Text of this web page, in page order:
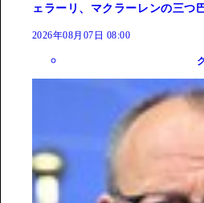
ェラーリ、マクラーレンの三つ
2026年08月07日 08:00